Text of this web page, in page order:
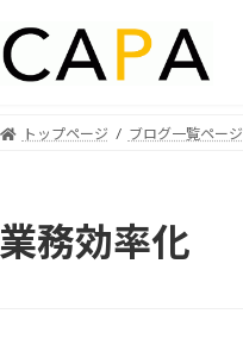
トップページ ブログ一覧ページ
業務効率化